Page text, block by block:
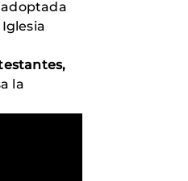
la